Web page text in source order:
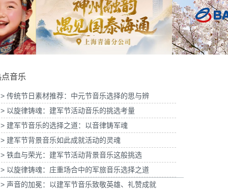
摄影制作项目提供
权
为欣旺达武汉商用车展宣发项目提供音乐版权
为《
分公司宣传项目提供
权
为宝武集团二十四节气清明项目提供音乐版权
音乐
> 传统节日素材推荐：中元节音乐选择的思与辨
> 以旋律铸魂：建军节活动音乐的挑选考量
> 建军节音乐的选择之道：以音律铸军魂
> 建军节背景音乐如此成就活动的灵魂
> 铁血与荣光：建军节活动背景音乐这般挑选
> 以旋律铸魂：庄重场合中的军旅音乐选择之道
> 声音的加冕：以建军节音乐致敬英雄、礼赞成就